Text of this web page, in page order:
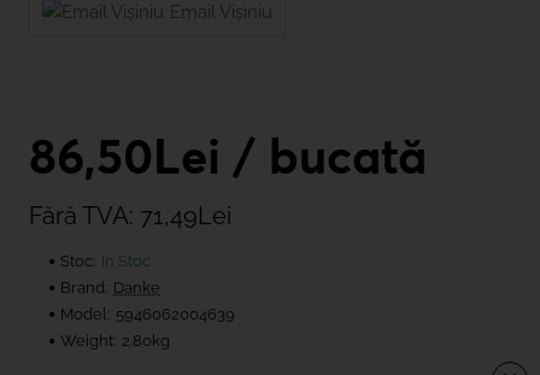
Email Vișiniu
86,50Lei / bucată
Fără TVA: 71,49Lei
Stoc: In Stoc
Brand: Danke
Model: 5946062004639
Weight: 2.80kg